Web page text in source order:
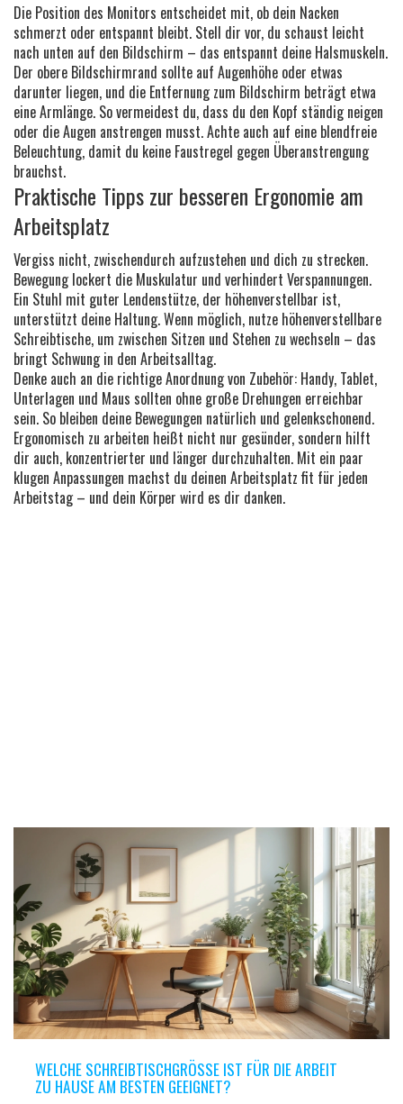
Die Position des Monitors entscheidet mit, ob dein Nacken
schmerzt oder entspannt bleibt. Stell dir vor, du schaust leicht
nach unten auf den Bildschirm – das entspannt deine Halsmuskeln.
Der obere Bildschirmrand sollte auf Augenhöhe oder etwas
darunter liegen, und die Entfernung zum Bildschirm beträgt etwa
eine Armlänge. So vermeidest du, dass du den Kopf ständig neigen
oder die Augen anstrengen musst. Achte auch auf eine blendfreie
Beleuchtung, damit du keine Faustregel gegen Überanstrengung
brauchst.
Praktische Tipps zur besseren Ergonomie am
Arbeitsplatz
Vergiss nicht, zwischendurch aufzustehen und dich zu strecken.
Bewegung lockert die Muskulatur und verhindert Verspannungen.
Ein Stuhl mit guter Lendenstütze, der höhenverstellbar ist,
unterstützt deine Haltung. Wenn möglich, nutze höhenverstellbare
Schreibtische, um zwischen Sitzen und Stehen zu wechseln – das
bringt Schwung in den Arbeitsalltag.
Denke auch an die richtige Anordnung von Zubehör: Handy, Tablet,
Unterlagen und Maus sollten ohne große Drehungen erreichbar
sein. So bleiben deine Bewegungen natürlich und gelenkschonend.
Ergonomisch zu arbeiten heißt nicht nur gesünder, sondern hilft
dir auch, konzentrierter und länger durchzuhalten. Mit ein paar
klugen Anpassungen machst du deinen Arbeitsplatz fit für jeden
Arbeitstag – und dein Körper wird es dir danken.
WELCHE SCHREIBTISCHGRÖSSE IST FÜR DIE ARBEIT Z
U HAUSE AM BESTEN GEEIGNET?